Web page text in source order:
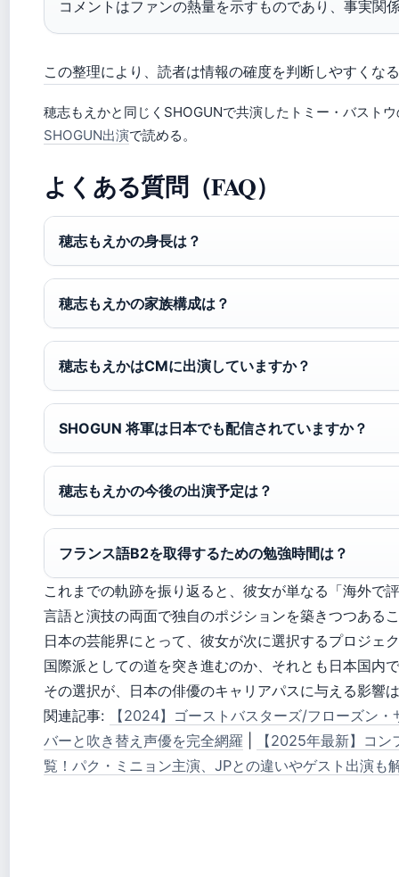
コメントはファンの熱量を示すものであり、事実関
この整理により、読者は情報の確度を判断しやすくな
穂志もえかと同じくSHOGUNで共演したトミー・バスト
SHOGUN出演で読める。
よくある質問（FAQ）
穂志もえかの身長は？
穂志もえかの家族構成は？
穂志もえかはCMに出演していますか？
SHOGUN 将軍は日本でも配信されていますか？
穂志もえかの今後の出演予定は？
フランス語B2を取得するための勉強時間は？
これまでの軌跡を振り返ると、彼女が単なる「海外で
言語と演技の両面で独自のポジションを築きつつある
日本の芸能界にとって、彼女が次に選択するプロジェ
国際派としての道を突き進むのか、それとも日本国内
その選択が、日本の俳優のキャリアパスに与える影響
関連記事:
【2024】ゴーストバスターズ/フローズン
バーと吹き替え声優を完全網羅
【2025年最新】コ
覧！パク・ミニョン主演、JPとの違いやゲスト出演も